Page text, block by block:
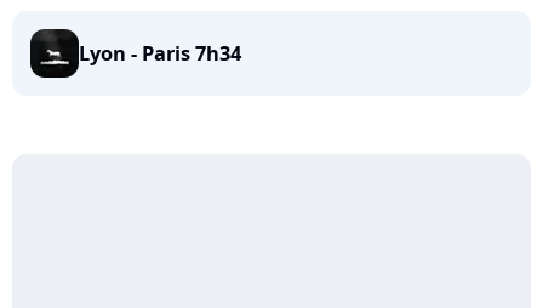
Lyon - Paris 7h34